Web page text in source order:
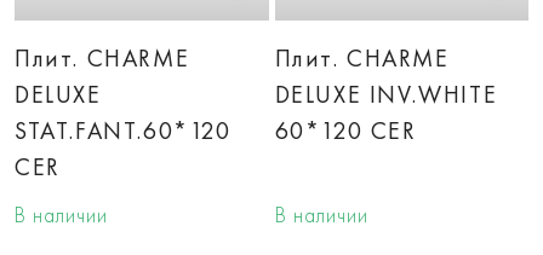
Плит. CHARME
DELUXE
STAT.FANT.60*120
CER
В наличии
Плит. CHARME
DELUXE INV.WHITE
60*120 CER
В наличии